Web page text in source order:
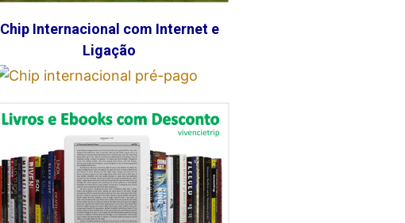
Chip Internacional com Internet e
Ligação